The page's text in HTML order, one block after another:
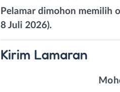
Pelamar dimohon memilih
8 Juli 2026).
Kirim Lamaran